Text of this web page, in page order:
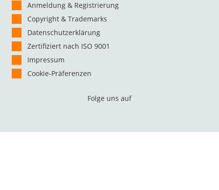
Anmeldung & Registrierung
Copyright & Trademarks
Datenschutzerklärung
Zertifiziert nach ISO 9001
Impressum
Cookie-Präferenzen
Folge uns auf